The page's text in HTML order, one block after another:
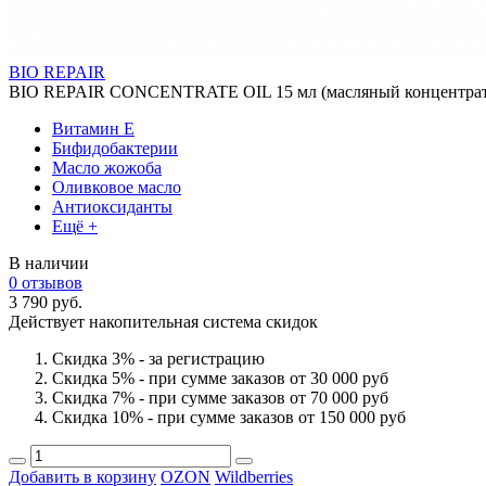
BIO REPAIR
BIO REPAIR CONCENTRATE OIL 15 мл (масляный
Витамин Е
Бифидобактерии
Масло жожоба
Оливковое масло
Антиоксиданты
Ещё +
В наличии
0 отзывов
3 790 руб.
Действует накопительная система скидок
Скидка 3% - за регистрацию
Скидка 5% - при сумме заказов от 30 000 руб
Скидка 7% - при сумме заказов от 70 000 руб
Скидка 10% - при сумме заказов от 150 000 руб
Добавить в корзину OZON Wildberries